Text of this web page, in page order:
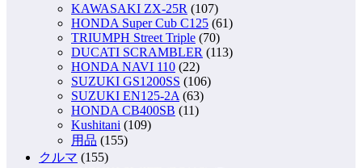
KAWASAKI ZX-25R (107)
HONDA Super Cub C125 (61)
TRIUMPH Street Triple (70)
DUCATI SCRAMBLER (113)
HONDA NAVI 110 (22)
SUZUKI GS1200SS (106)
SUZUKI EN125-2A (63)
HONDA CB400SB (11)
Kushitani (109)
用品 (155)
クルマ (155)